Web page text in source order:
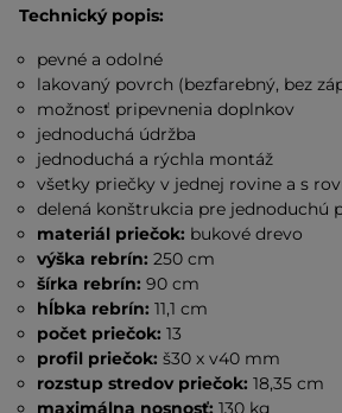
Technický popis:
pevné a odolné
lakovaný povrch (bezfarebný, bez
možnosť pripevnenia doplnkov
jednoduchá údržba
jednoduchá a rýchla montáž
všetky priečky v jednej rovine a s
delená konštrukcia pre jednoduchú
materiál priečok: bukové drevo
výška rebrín: 250 cm
šírka rebrín: 90 cm
hĺbka rebrín: 11,1 cm
počet priečok:13
profil priečok:š30 x v40 mm
rozstup stredov priečok:18,35 cm
maximálna nosnosť:130 kg